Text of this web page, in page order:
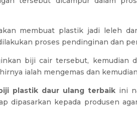
membuat plastik jadi leleh
proses pendinginan dan
biji cair tersebut, kemudian
ialah mengemas dan
plastik daur ulang terbaikini
dipasarkan kepada produsen